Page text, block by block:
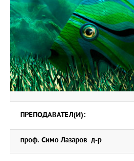
ПРЕПОДАВАТЕЛ(И):
проф. Симо Лазаров д-р